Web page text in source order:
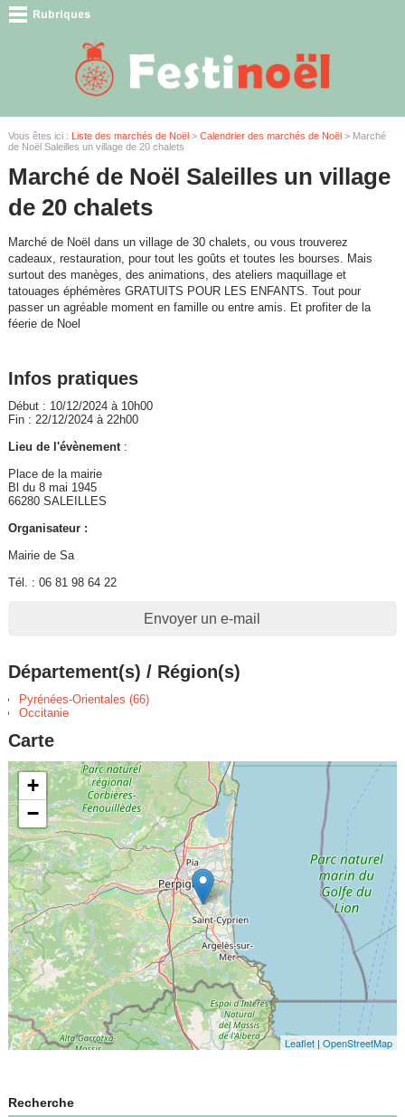
Vous êtes ici : Liste des marchés de Noël> Calendrier des marchés de Noël> Marché
de Noël Saleilles un village de 20 chalets
Marché de Noël Saleilles un village
de 20 chalets
Marché de Noël dans un village de 30 chalets, ou vous trouverez
cadeaux, restauration, pour tout les goûts et toutes les bourses. Mais
surtout des manèges, des animations, des ateliers maquillage et
tatouages éphémères GRATUITS POUR LES ENFANTS. Tout pour
passer un agréable moment en famille ou entre amis. Et profiter de la
féerie de Noel
Infos pratiques
Début : 10/12/2024 à 10h00
Fin : 22/12/2024 à 22h00
Lieu de l'évènement:
Place de la mairie
Bl du 8 mai 1945
66280 SALEILLES
Organisateur :
Mairie de Sa
Tél. : 06 81 98 64 22
Envoyer un e-mail
Département(s) / Région(s)
Pyrénées-Orientales (66)
Occitanie
Carte
+
−
Leaflet |OpenStreetMap
Recherche